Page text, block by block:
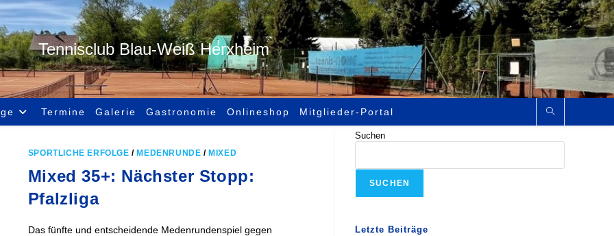
Tennisclub Blau-Weiß Herxheim
Termine Galerie Gastronomie Onlineshop Mitglieder-Portal
SPORTLICHE ERFOLGE /MEDENRUNDE /MIXED
Mixed 35+: Nächster Stopp:
Pfalzliga
Das fünfte und entscheidende Medenrundenspiel gegen
Suchen
SUCHEN
Letzte Beiträge